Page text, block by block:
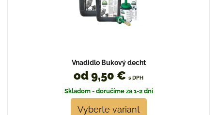
Vnadidlo Bukový decht
od 9,50 € s DPH
Skladom - doručíme za 1-2 dni
Vyberte variant